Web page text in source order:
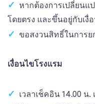
หากต้องการเปลี่ยนแ
โดยตรง และขึ้นอยู่กับเงื่
ขอสงวนสิทธิ์ในการ
เงื่อนไขโรงแรม
เวลาเช็คอิน 14.00 น.